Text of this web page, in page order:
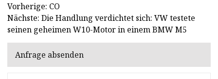
Vorherige: CO
Nächste: Die Handlung verdichtet sich: VW testete
seinen geheimen W10-Motor in einem BMW M5
Anfrage absenden